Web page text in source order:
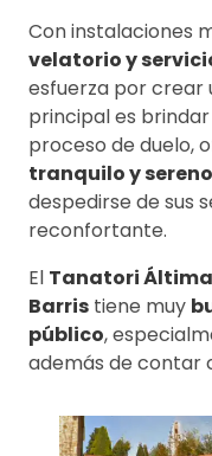
Con instalaciones
velatorio y
esfuerza por crear
principal es
proceso de duelo,
tranquilo y sereno
despedirse de sus
reconfortante.
El Tanatori
Barris tiene muy
público,
además de contar